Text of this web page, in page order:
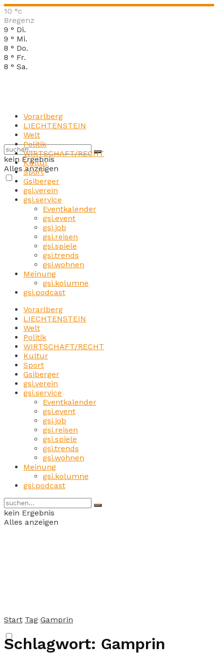
10 °c
Bregenz
9 ° Di.
9 ° Mi.
8 ° Do.
8 ° Fr.
8 ° Sa.
kein Ergebnis
Alles anzeigen
Vorarlberg
LIECHTENSTEIN
Welt
Politik
WIRTSCHAFT/RECHT
Kultur
Sport
Gsiberger
gsi.verein
gsi.service
Eventkalender
gsi.event
gsi.job
gsi.reisen
gsi.spiele
gsi.trends
gsi.wohnen
Meinung
gsi.kolumne
gsi.podcast
Vorarlberg
LIECHTENSTEIN
Welt
Politik
WIRTSCHAFT/RECHT
Kultur
Sport
Gsiberger
gsi.verein
gsi.service
Eventkalender
gsi.event
gsi.job
gsi.reisen
gsi.spiele
gsi.trends
gsi.wohnen
Meinung
gsi.kolumne
gsi.podcast
kein Ergebnis
Alles anzeigen
Start Tag Gamprin
Schlagwort: Gamprin